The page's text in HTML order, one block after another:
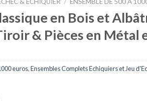
en Bois et
& Pièces en Métal
euros,Ensembles Complets Echiquiers et Jeu